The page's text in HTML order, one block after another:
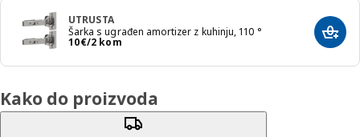
UTRUSTA
Šarka s ugrađen amortizer z kuhinju, 110 °
10€/2 kom
Cijena 10€/2 kom
Kako do proizvoda